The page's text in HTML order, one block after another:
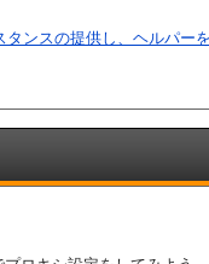
タンスの提供し、ヘルパー